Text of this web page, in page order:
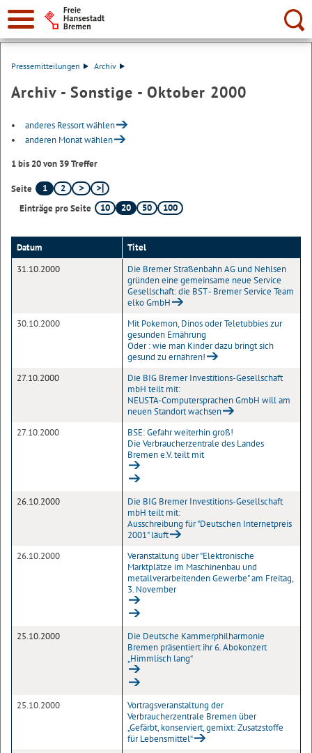
Suche:
Pressemitteilungen Archiv
Archiv - Sonstige - Oktober 2000
anderes Ressort wählen
anderen Monat wählen
1 bis 20 von 39 Treffer
Seite 1
2
Einträge pro Seite
10 20 50 100
Datum
Titel
31.10.2000
Die Bremer Straßenbahn AG und Nehlsen
gründen eine gemeinsame neue Service
Gesellschaft: die BST - Bremer Service Team
elko GmbH
30.10.2000
Mit Pokemon, Dinos oder Teletubbies zur
gesunden Ernährung
Oder : wie man Kinder dazu bringt sich
gesund zu ernähren!
27.10.2000
Die BIG Bremer Investitions-Gesellschaft
mbH teilt mit:
NEUSTA-Computersprachen GmbH will am
neuen Standort wachsen
27.10.2000
BSE: Gefahr weiterhin groß!
Die Verbraucherzentrale des Landes
Bremen e.V. teilt mit
26.10.2000
Die BIG Bremer Investitions-Gesellschaft
mbH teilt mit:
Ausschreibung für "Deutschen Internetpreis
2001" läuft
26.10.2000
Veranstaltung über "Elektronische
Marktplätze im Maschinenbau und
metallverarbeitenden Gewerbe" am Freitag,
3. November
25.10.2000
Die Deutsche Kammerphilharmonie
Bremen präsentiert ihr 6. Abokonzert
„Himmlisch lang“
25.10.2000
Vortragsveranstaltung der
Verbraucherzentrale Bremen über
„Gefärbt, konserviert, gemixt: Zusatzstoffe
für Lebensmittel“